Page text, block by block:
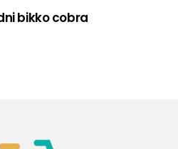
bikko cobra